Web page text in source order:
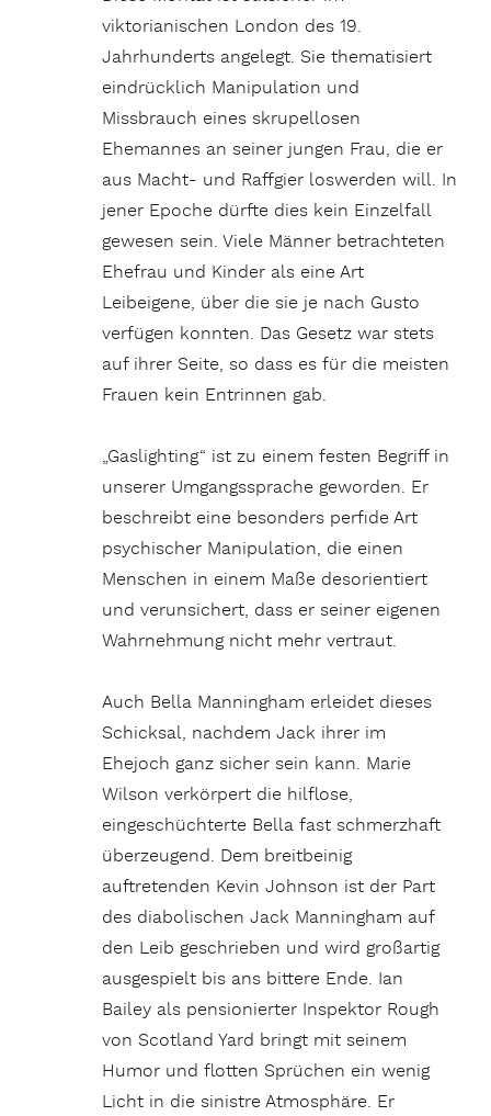
viktorianischen London des 19.
Jahrhunderts angelegt. Sie thematisiert
eindrücklich Manipulation und
Missbrauch eines skrupellosen
Ehemannes an seiner jungen Frau, die er
aus Macht- und Raffgier loswerden will. In
jener Epoche dürfte dies kein Einzelfall
gewesen sein. Viele Männer betrachteten
Ehefrau und Kinder als eine Art
Leibeigene, über die sie je nach Gusto
verfügen konnten. Das Gesetz war stets
auf ihrer Seite, so dass es für die meisten
Frauen kein Entrinnen gab.
„Gaslighting“ ist zu einem festen Begriff in
unserer Umgangssprache geworden. Er
beschreibt eine besonders perfide Art
psychischer Manipulation, die einen
Menschen in einem Maße desorientiert
und verunsichert, dass er seiner eigenen
Wahrnehmung nicht mehr vertraut.
Auch Bella Manningham erleidet dieses
Schicksal, nachdem Jack ihrer im
Ehejoch ganz sicher sein kann. Marie
Wilson verkörpert die hilflose,
eingeschüchterte Bella fast schmerzhaft
überzeugend. Dem breitbeinig
auftretenden Kevin Johnson ist der Part
des diabolischen Jack Manningham auf
den Leib geschrieben und wird großartig
ausgespielt bis ans bittere Ende. Ian
Bailey als pensionierter Inspektor Rough
von Scotland Yard bringt mit seinem
Humor und flotten Sprüchen ein wenig
Licht in die sinistre Atmosphäre. Er